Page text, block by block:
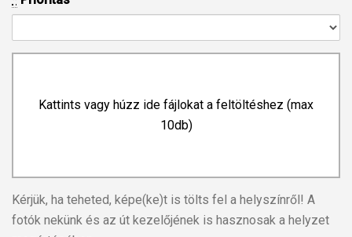
Kattints vagy húzz ide fájlokat a feltöltéshez (max
10db)
Kérjük, ha teheted, képe(ke)t is tölts fel a helyszínről! A
fotók nekünk és az út kezelőjének is hasznosak a helyzet